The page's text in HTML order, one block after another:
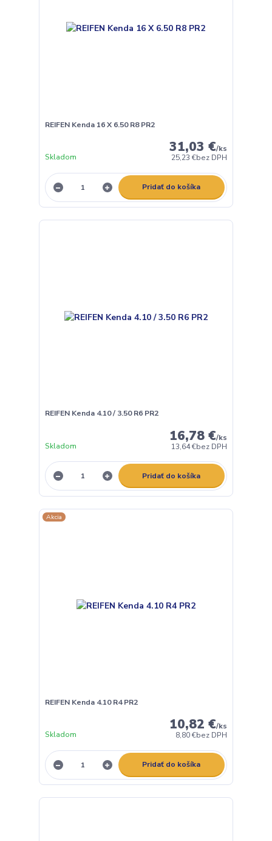
REIFEN Kenda 16 X 6.50 R8 PR2
31,03 €/ks
25,23 €bez DPH
Skladom
Pridať do košíka
REIFEN Kenda 4.10 / 3.50 R6 PR2
16,78 €/ks
13,64 €bez DPH
Skladom
Pridať do košíka
Akcia
REIFEN Kenda 4.10 R4 PR2
10,82 €/ks
8,80 €bez DPH
Skladom
Pridať do košíka